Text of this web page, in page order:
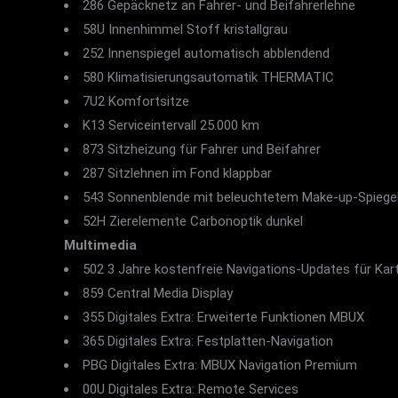
286 Gepäcknetz an Fahrer- und Beifahrerlehne
58U Innenhimmel Stoff kristallgrau
252 Innenspiegel automatisch abblendend
580 Klimatisierungsautomatik THERMATIC
7U2 Komfortsitze
K13 Serviceintervall 25.000 km
873 Sitzheizung für Fahrer und Beifahrer
287 Sitzlehnen im Fond klappbar
543 Sonnenblende mit beleuchtetem Make-up-Spiegel
52H Zierelemente Carbonoptik dunkel
Multimedia
502 3 Jahre kostenfreie Navigations-Updates für
859 Central Media Display
355 Digitales Extra: Erweiterte Funktionen MBUX
365 Digitales Extra: Festplatten-Navigation
PBG Digitales Extra: MBUX Navigation Premium
00U Digitales Extra: Remote Services